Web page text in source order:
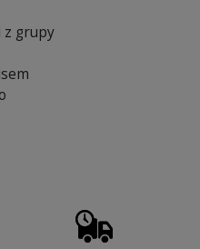
z grupy